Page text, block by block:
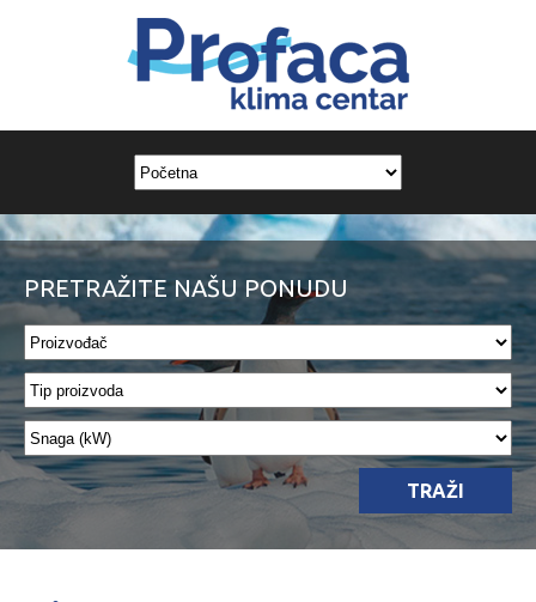
PRETRAŽITE NAŠU PONUDU
TRAŽI